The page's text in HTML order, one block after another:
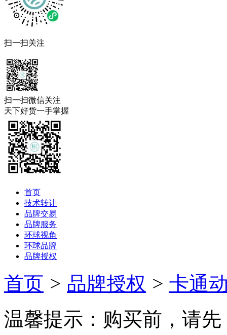
扫一扫关注
扫一扫微信关注
天下好货一手掌握
首页
技术转让
品牌交易
品牌服务
环球视角
环球品牌
品牌授权
首页 > 品牌授权 > 卡通
温馨提示：购买前，请先